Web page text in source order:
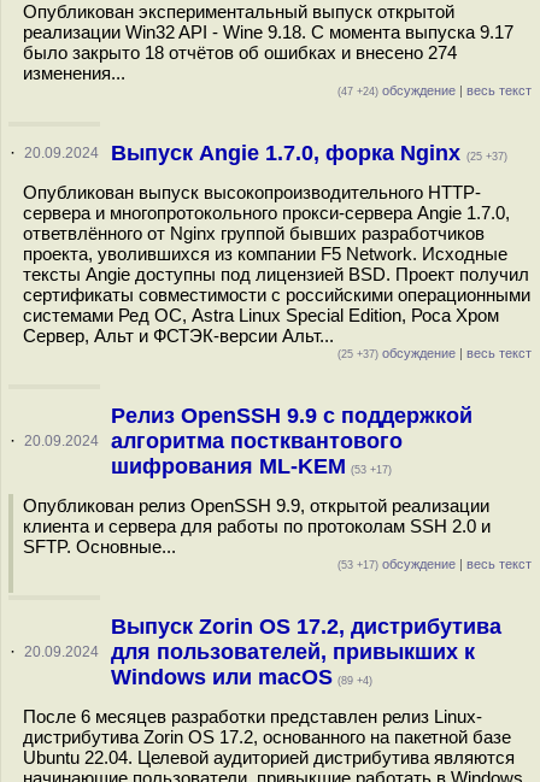
Опубликован экспериментальный выпуск открытой
реализации Win32 API - Wine 9.18. С момента выпуска 9.17
было закрыто 18 отчётов об ошибках и внесено 274
изменения...
(47 +24) обсуждение | весь текст
· 20.09.2024 Выпуск Angie 1.7.0, форка Nginx (25 +37)
Опубликован выпуск высокопроизводительного HTTP-
сервера и многопротокольного прокси-сервера Angie 1.7.0,
ответвлённого от Nginx группой бывших разработчиков
проекта, уволившихся из компании F5 Network. Исходные
тексты Angie доступны под лицензией BSD. Проект получил
сертификаты совместимости с российскими операционными
системами Ред ОС, Astra Linux Special Edition, Роса Хром
Сервер, Альт и ФСТЭК-версии Альт...
(25 +37) обсуждение | весь текст
· 20.09.2024
Релиз OpenSSH 9.9 с поддержкой
алгоритма постквантового
шифрования ML-KEM (53 +17)
Опубликован релиз OpenSSH 9.9, открытой реализации
клиента и сервера для работы по протоколам SSH 2.0 и
SFTP. Основные...
(53 +17) обсуждение | весь текст
· 20.09.2024
Выпуск Zorin OS 17.2, дистрибутива
для пользователей, привыкших к
Windows или macOS (89 +4)
После 6 месяцев разработки представлен релиз Linux-
дистрибутива Zorin OS 17.2, основанного на пакетной базе
Ubuntu 22.04. Целевой аудиторией дистрибутива являются
начинающие пользователи, привыкшие работать в Windows.